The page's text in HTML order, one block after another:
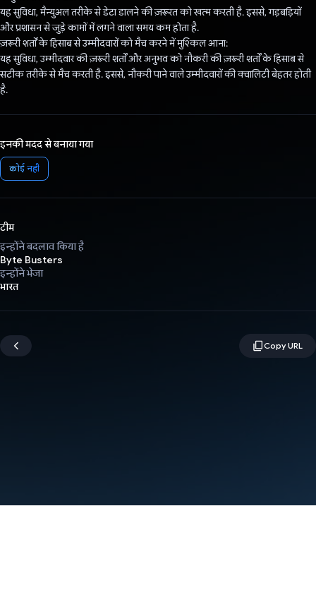
यह सुविधा, मैन्युअल तरीके से डेटा डालने की ज़रूरत को खत्म करती है. इससे, गड़बड़ियों
और प्रशासन से जुड़े कामों में लगने वाला समय कम होता है.
ज़रूरी शर्तों के हिसाब से उम्मीदवारों को मैच करने में मुश्किल आना:
यह सुविधा, उम्मीदवार की ज़रूरी शर्तों और अनुभव को नौकरी की ज़रूरी शर्तों के हिसाब से
सटीक तरीके से मैच करती है. इससे, नौकरी पाने वाले उम्मीदवारों की क्वालिटी बेहतर होती
है.
इनकी मदद से बनाया गया
कोई नहीं
टीम
इन्होंने बदलाव किया है
Byte Busters
इन्होंने भेजा
भारत